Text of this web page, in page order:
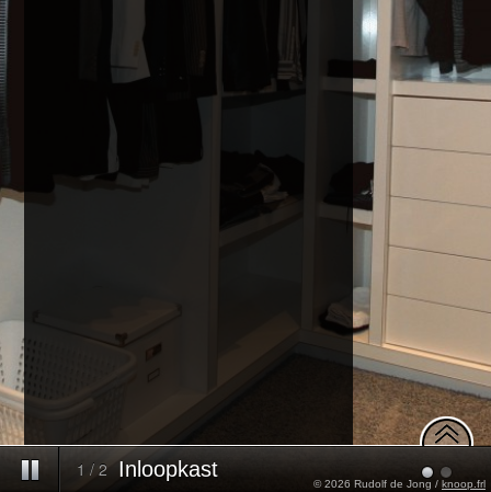
1 / 2 Inloopkast
© 2026 Rudolf de Jong / knoop.frl